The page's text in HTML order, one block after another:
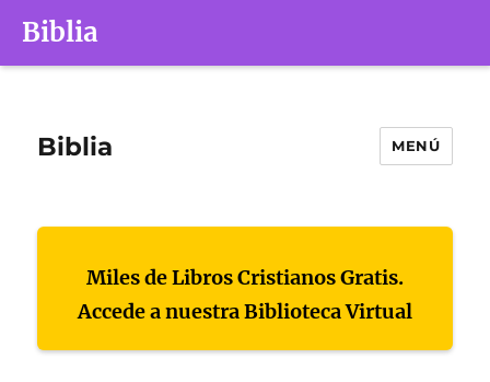
Biblia
Biblia MENÚ
Miles de Libros Cristianos Gratis.
Accede a nuestra Biblioteca Virtual